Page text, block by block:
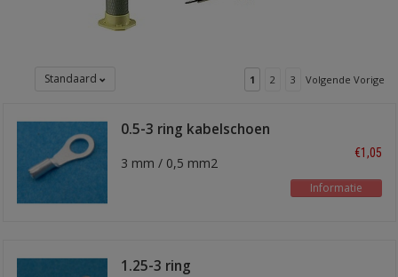
Standaard 1 2 3 Volgende Vorige
0.5-3 ring kabelschoen
3 mm / 0,5 mm2
€1,05
Informatie
1.25-3 ring